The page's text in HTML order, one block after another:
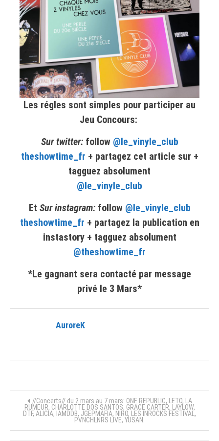
Les régles sont simples pour participer au
Jeu Concours:
Sur twitter:follow @le_vinyle_club
theshowtime_fr + partagez cet article sur +
tagguez absolument
@le_vinyle_club
Et Sur instagram:follow @le_vinyle_club
theshowtime_fr + partagez la publication en
instastory + tagguez absolument
@theshowtime_fr
*Le gagnant sera contacté par message
privé le 3 Mars*
AuroreK
Navigation
//Concerts// du 2 mars au 7 mars: ONE REPUBLIC, LETO, LA
RUMEUR, CHARLOTTE DOS SANTOS, GRACE CARTER, LAYLOW,
DTF, ALICIA, IAMDDB, JGEPMAFIA, NIRO, LES INROCKS FESTIVAL,
PVNCHLNRS LIVE, YUSAN.